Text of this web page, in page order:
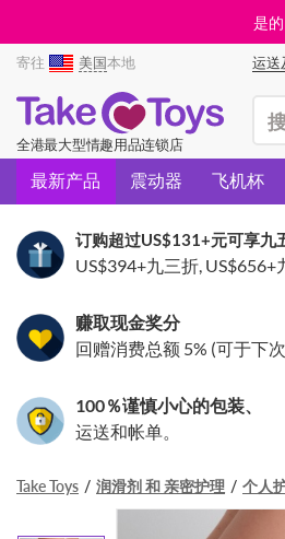
是
寄往 美国本地 运送
全港最大型情趣用品连锁店
最新产品 震动器 飞机杯
订购超过US$131+元可享九
US$394+九三折, US$656+
赚取现金奖分
回赠消费总额 5% (可于下
100％谨慎小心的包装、
运送和帐单。
Take Toys 润滑剂 和 亲密护理 个人